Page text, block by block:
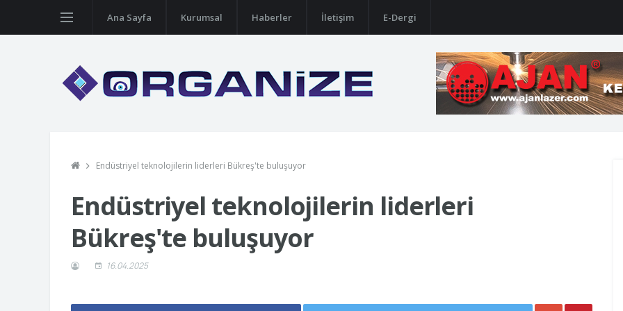
Ana Sayfa Kurumsal Haberler İletişim E-Dergi
Endüstriyel teknolojilerin liderleri Bükreş'te buluşuyor
Endüstriyel teknolojilerin liderleri
Bükreş'te buluşuyor
16.04.2025